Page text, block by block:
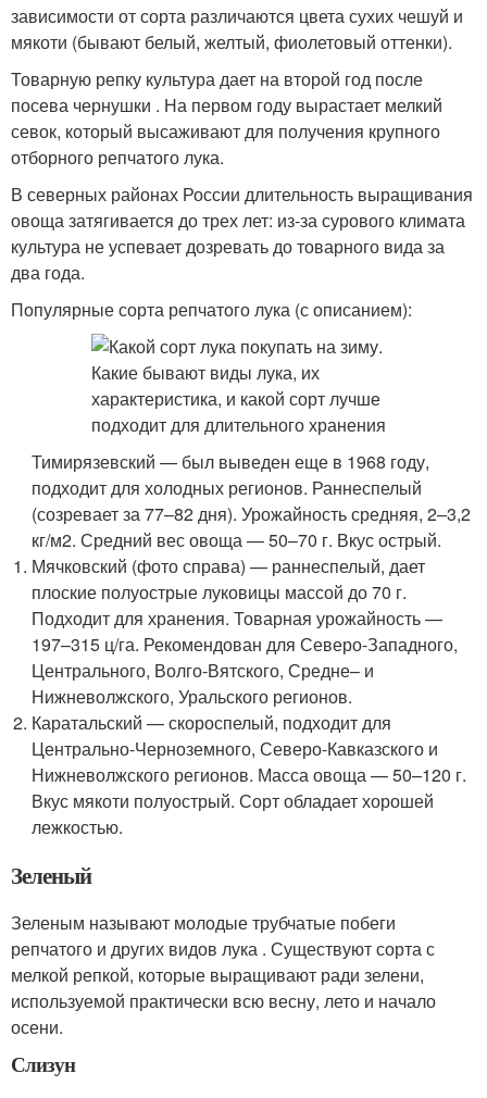
зависимости от сорта различаются цвета сухих чешуй и
мякоти (бывают белый, желтый, фиолетовый оттенки).
Товарную репку культура дает на второй год после
посева чернушки . На первом году вырастает мелкий
севок, который высаживают для получения крупного
отборного репчатого лука.
В северных районах России длительность выращивания
овоща затягивается до трех лет: из-за сурового климата
культура не успевает дозревать до товарного вида за
два года.
Популярные сорта репчатого лука (с описанием):
Тимирязевский — был выведен еще в 1968 году,
подходит для холодных регионов. Раннеспелый
(созревает за 77–82 дня). Урожайность средняя, 2–3,2
кг/м2. Средний вес овоща — 50–70 г. Вкус острый.
Мячковский (фото справа) — раннеспелый, дает
плоские полуострые луковицы массой до 70 г.
Подходит для хранения. Товарная урожайность —
197–315 ц/га. Рекомендован для Северо-Западного,
Центрального, Волго-Вятского, Средне– и
Нижневолжского, Уральского регионов.
Каратальский — скороспелый, подходит для
Центрально-Черноземного, Северо-Кавказского и
Нижневолжского регионов. Масса овоща — 50–120 г.
Вкус мякоти полуострый. Сорт обладает хорошей
лежкостью.
Зеленый
Зеленым называют молодые трубчатые побеги
репчатого и других видов лука . Существуют сорта с
мелкой репкой, которые выращивают ради зелени,
используемой практически всю весну, лето и начало
осени.
Слизун